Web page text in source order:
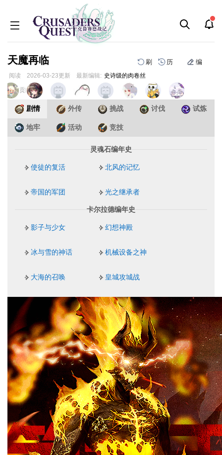
天魔再临 刷 历 编
阅读 2026-03-23更新 最新编辑: 史诗级的肉卷丝
跳
到
跳
到
页面贡献者 :
剧情 外传 挑战 讨伐 试炼
地牢 活动 竞技
灵魂石编年史
使徒的复活 北风的记忆
帝国的军团 光之继承者
卡尔拉德编年史
影子与少女 幻想神殿
冰与雪的神话 机械设备之神
大海的召唤 皇城攻城战